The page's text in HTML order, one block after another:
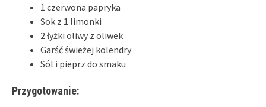
1 czerwona papryka
Sok z 1 limonki
2 łyżki oliwy z oliwek
Garść świeżej kolendry
Sól i pieprz do smaku
Przygotowanie: